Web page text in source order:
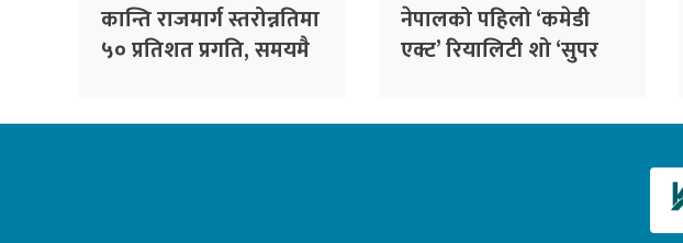
कान्ति राजमार्ग स्तरोन्नतिमा
५० प्रतिशत प्रगति, समयमै
नेपालको पहिलो ‘कमेडी
एक्ट’ रियालिटी शो ‘सुपर